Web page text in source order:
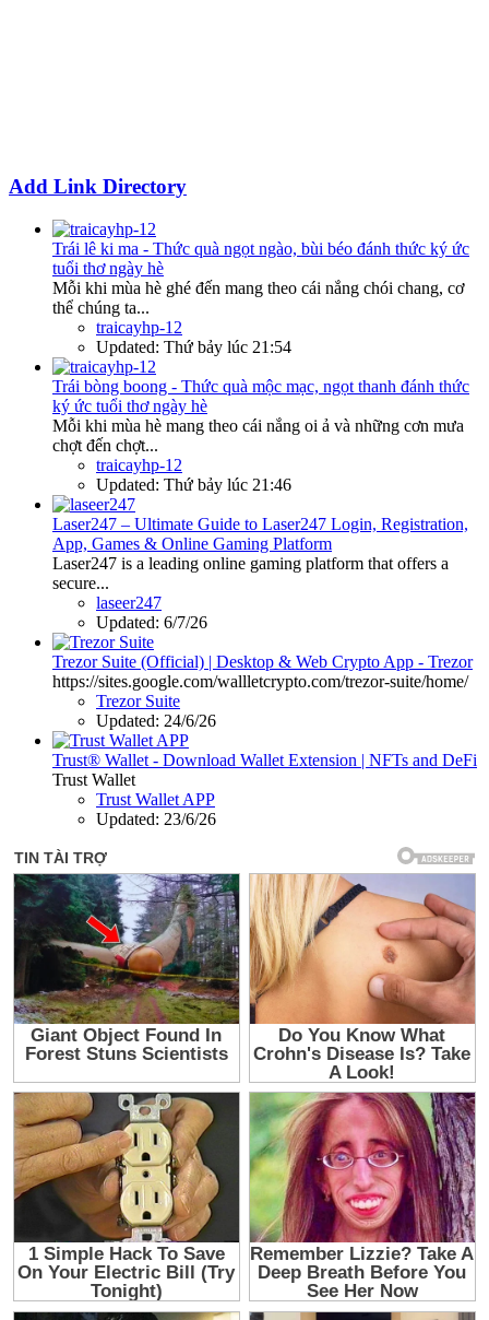
Add Link Directory
Trái lê ki ma - Thức quà ngọt ngào, bùi béo đánh thức ký ức
tuổi thơ ngày hè
Mỗi khi mùa hè ghé đến mang theo cái nắng chói chang, cơ
thể chúng ta...
traicayhp-12
Updated: Thứ bảy lúc 21:54
Trái bòng boong - Thức quà mộc mạc, ngọt thanh đánh thức
ký ức tuổi thơ ngày hè
Mỗi khi mùa hè mang theo cái nắng oi ả và những cơn mưa
chợt đến chợt...
traicayhp-12
Updated: Thứ bảy lúc 21:46
Laser247 – Ultimate Guide to Laser247 Login, Registration,
App, Games & Online Gaming Platform
Laser247 is a leading online gaming platform that offers a
secure...
laseer247
Updated: 6/7/26
Trezor Suite (Official) | Desktop & Web Crypto App - Trezor
https://sites.google.com/wallletcrypto.com/trezor-suite/home/
Trezor Suite
Updated: 24/6/26
Trust® Wallet - Download Wallet Extension | NFTs and DeFi
Trust Wallet
Trust Wallet APP
Updated: 23/6/26